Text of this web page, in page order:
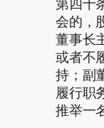
第四十
会的，
董事长
或者不
持；副
履行职
推举一